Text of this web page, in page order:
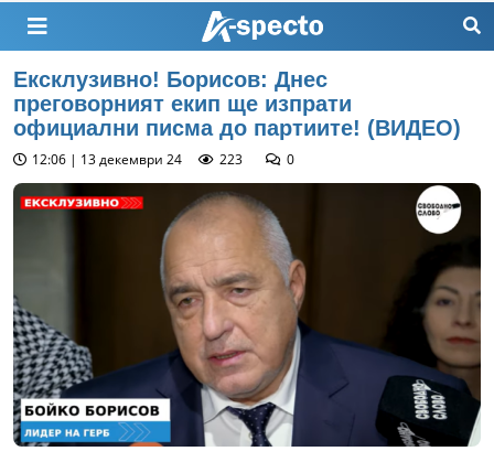
Ексклузивно! Борисов: Днес
преговорният екип ще изпрати
официални писма до партиите! (ВИДЕО)
12:06 | 13 декември 24 223 0